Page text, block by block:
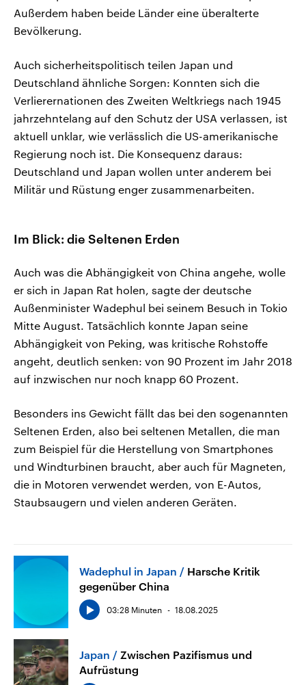
Außerdem haben beide Länder eine überalterte
Bevölkerung.
Auch sicherheitspolitisch teilen Japan und
Deutschland ähnliche Sorgen: Konnten sich die
Verlierernationen des Zweiten Weltkriegs nach 1945
jahrzehntelang auf den Schutz der USA verlassen, ist
aktuell unklar, wie verlässlich die US-amerikanische
Regierung noch ist. Die Konsequenz daraus:
Deutschland und Japan wollen unter anderem bei
Militär und Rüstung enger zusammenarbeiten.
Im Blick: die Seltenen Erden
Auch was die Abhängigkeit von China angehe, wolle
er sich in Japan Rat holen, sagte der deutsche
Außenminister Wadephul bei seinem Besuch in Tokio
Mitte August. Tatsächlich konnte Japan seine
Abhängigkeit von Peking, was kritische Rohstoffe
angeht, deutlich senken: von 90 Prozent im Jahr 2018
auf inzwischen nur noch knapp 60 Prozent.
Besonders ins Gewicht fällt das bei den sogenannten
Seltenen Erden, also bei seltenen Metallen, die man
zum Beispiel für die Herstellung von Smartphones
und Windturbinen braucht, aber auch für Magneten,
die in Motoren verwendet werden, von E-Autos,
Staubsaugern und vielen anderen Geräten.
Wadephul in Japan
Harsche Kritik
gegenüber China
03:28 Minuten 18.08.2025
Japan
Zwischen Pazifismus und
Aufrüstung